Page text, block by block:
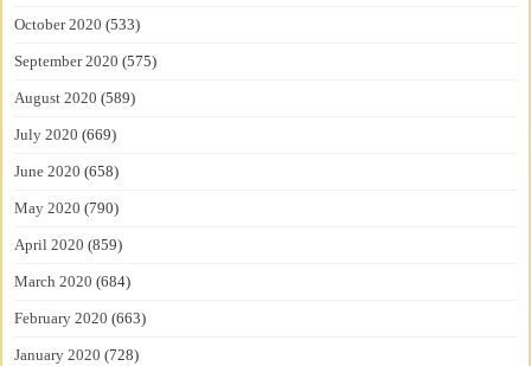
October 2020 (533)
September 2020 (575)
August 2020 (589)
July 2020 (669)
June 2020 (658)
May 2020 (790)
April 2020 (859)
March 2020 (684)
February 2020 (663)
January 2020 (728)